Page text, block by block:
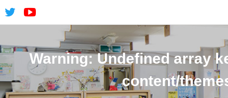
Warning: Undefined array
content/